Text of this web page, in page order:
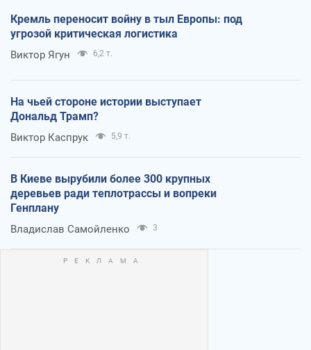
Кремль переносит войну в тыл Европы: под
угрозой критическая логистика
Виктор Ягун 6,2 т.
На чьей стороне истории выступает
Дональд Трамп?
Виктор Каспрук 5,9 т.
В Киеве вырубили более 300 крупных
деревьев ради теплотрассы и вопреки
Генплану
Владислав Самойленко 3